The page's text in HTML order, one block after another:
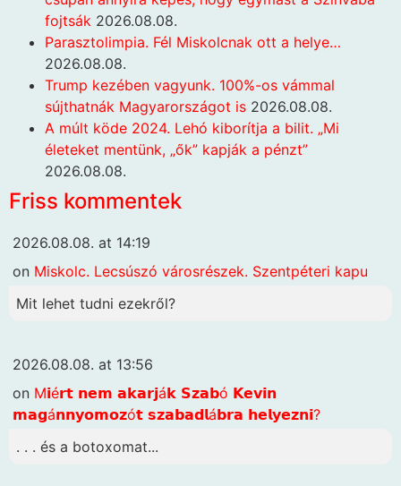
fojtsák 2026.08.08.
Parasztolimpia. Fél Miskolcnak ott a helye…
2026.08.08.
Trump kezében vagyunk. 100%-os vámmal
sújthatnák Magyarországot is 2026.08.08.
A múlt köde 2024. Lehó kiborítja a bilit. „Mi
életeket mentünk, „ők” kapják a pénzt”
2026.08.08.
Friss kommentek
2026.08.08. at 14:19
on Miskolc. Lecsúszó városrészek. Szentpéteri kapu
Mit lehet tudni ezekről?
2026.08.08. at 13:56
on M𝗶é𝗿𝘁 𝗻𝗲𝗺 𝗮𝗸𝗮𝗿𝗷á𝗸 𝗦𝘇𝗮𝗯ó 𝗞𝗲𝘃𝗶𝗻
𝗺𝗮𝗴á𝗻𝗻𝘆𝗼𝗺𝗼𝘇ó𝘁 𝘀𝘇𝗮𝗯𝗮𝗱𝗹á𝗯𝗿𝗮 𝗵𝗲𝗹𝘆𝗲𝘇𝗻𝗶?
. . . és a botoxomat...